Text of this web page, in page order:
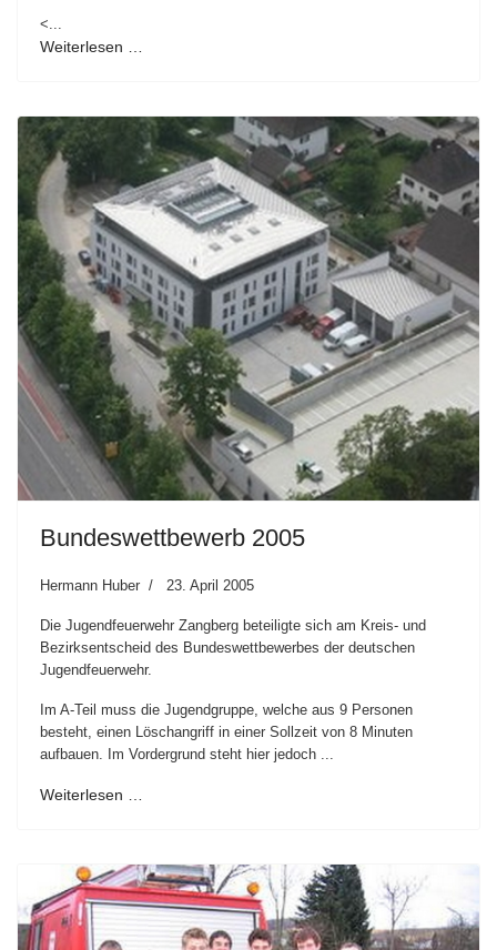
<...
Weiterlesen …
Bundeswettbewerb 2005
Hermann Huber 23. April 2005
Die Jugendfeuerwehr Zangberg beteiligte sich am Kreis- und
Bezirksentscheid des Bundeswettbewerbes der deutschen
Jugendfeuerwehr.
Im A-Teil muss die Jugendgruppe, welche aus 9 Personen
besteht, einen Löschangriff in einer Sollzeit von 8 Minuten
aufbauen. Im Vordergrund steht hier jedoch ...
Weiterlesen …